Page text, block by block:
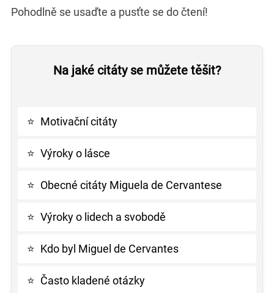
Pohodlně se usaďte a pusťte se do čtení!
Na jaké citáty se můžete těšit?
⭐ Motivační citáty
⭐ Výroky o lásce
⭐ Obecné citáty Miguela de Cervantese
⭐ Výroky o lidech a svobodě
⭐ Kdo byl Miguel de Cervantes
⭐ Často kladené otázky